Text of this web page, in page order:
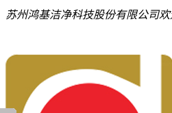
苏州鸿基洁净科技股份有限公司欢